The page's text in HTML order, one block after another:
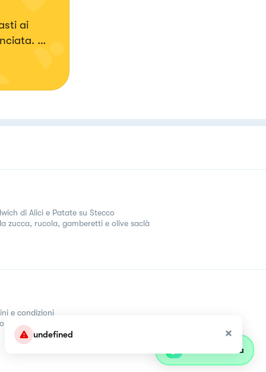
undefined
ai
di Alici e Patate su Stecco
zucca, rucola, gamberetti e olive saclà
e condizioni
Parla con olivia